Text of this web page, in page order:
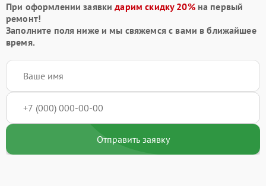
При оформлении заявкидарим скидку 20%на первый
ремонт!
Заполните поля ниже и мы свяжемся с вами в ближайшее
время.
Отправить заявку